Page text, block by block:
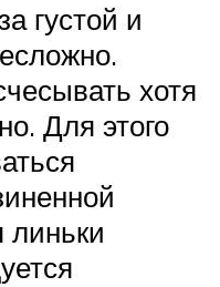
густой и
хотя
Для этого
линьки